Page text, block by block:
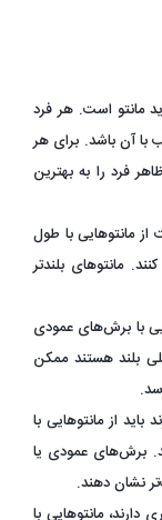
مانتو است. هر فرد
با آن باشد. برای هر
فرد را به بهترین
از مانتوهایی با طول
مانتوهای بلندتر
با برش‌های عمودی
بلند هستند ممکن
از مانتوهایی با
برش‌های عمودی یا
نشان دهند.
مانتوهایی با